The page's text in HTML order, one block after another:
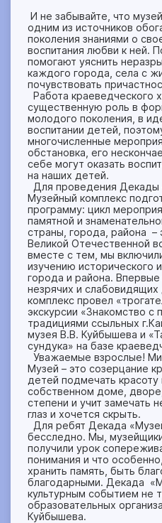
И не забывайте, что
одним из источников
поколения знаниями о
воспитания любви к ней.
помогают уяснить
каждого города, села с
почувствовать
Работа краеведческого
существенную роль в
молодого поколения, в
воспитании детей,
многочисленные
обстановка, его
себе могут оказать
на наших детей.
Для проведения Декады
Музейный комплекс
программу: цикл
памятной и
страны, города, района
Великой Отечественной
вместе с тем, мы
изучению исторического
города и района.
незрячих и
комплекс провел
экскурсии «Знакомство
традициями ссыльных
музея В.В. Куйбышева и
сундука» на базе
Уважаемые взрослые!
Музей – это созерцание
детей подмечать красоту
собственном доме,
степени и учит замечать
глаз и хочется скрыть.
Для ребят Декада
бесследно. Мы,
получили урок
понимания и что
хранить память, быть
благодарными. Декада
культурным событием не
образовательных
Куйбышева.